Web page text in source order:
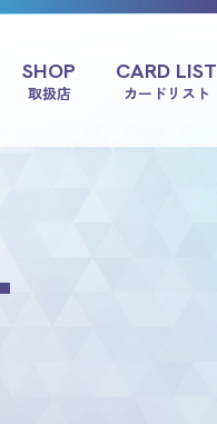
SHOP
取扱店
CARD LIST
カードリスト